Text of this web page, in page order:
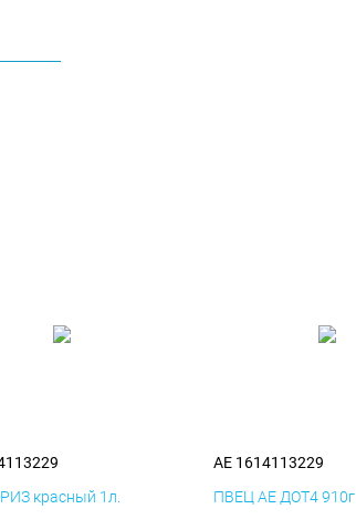
красный 1л.
AE 1614113229
ПВЕЦ AE ДОТ4 910г